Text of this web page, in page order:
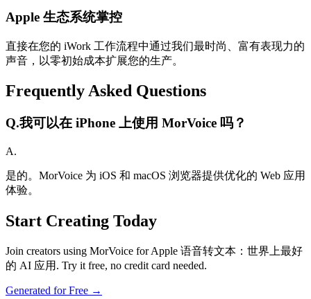
Apple 生态系统掌控
直接在您的 iWork 工作流程中通过我们最时尚、富有表现力的
声音，以零初始成本扩展您的生产。
Frequently Asked Questions
Q.我可以在 iPhone 上使用 MorVoice 吗？
A.
是的。MorVoice 为 iOS 和 macOS 浏览器提供优化的 Web 应用
体验。
Start Creating Today
Join creators using MorVoice for Apple 语音转文本：世界上最好
的 AI 应用. Try it free, no credit card needed.
Generated for Free →